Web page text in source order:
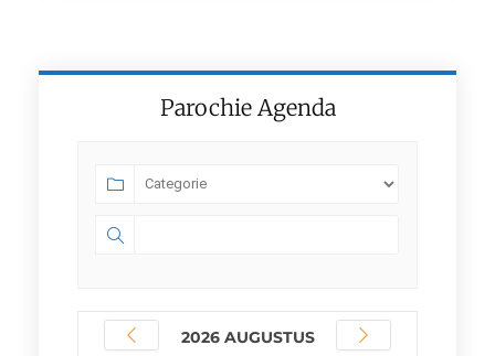
Parochie Agenda
2026 AUGUSTUS